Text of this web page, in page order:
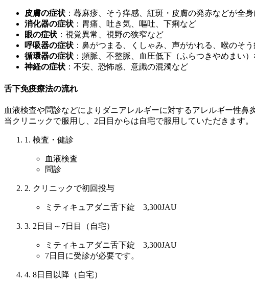
皮膚の症状 ：蕁麻疹、そう痒感、紅斑・皮膚の発赤などが全
消化器の症状 ：胃痛、吐き気、嘔吐、下痢など
眼の症状 ：視覚異常、視野の狭窄など
呼吸器の症状 ：鼻がつまる、くしゃみ、声がかれる、喉のそ
循環器の症状 ：頻脈、不整脈、血圧低下（ふらつきやめまい
神経の症状 ：不安、恐怖感、意識の混濁など
舌下免疫療法の流れ
血液検査や問診などによりダニアレルギーに対するアレルギー性鼻
当クリニックで服用し、2日目からは自宅で服用していただきます。
1. 検査・健診
血液検査
問診
2. クリニックで初回投与
ミティキュアダニ舌下錠 3,300JAU
3. 2日目～7日目（自宅）
ミティキュアダニ舌下錠 3,300JAU
7日目に受診が必要です。
4. 8日目以降（自宅）